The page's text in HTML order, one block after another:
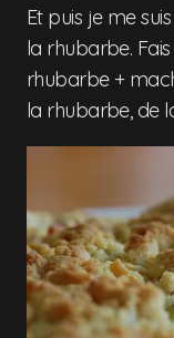
Et puis je me
la rhubarbe.
rhubarbe +
la rhubarbe, de